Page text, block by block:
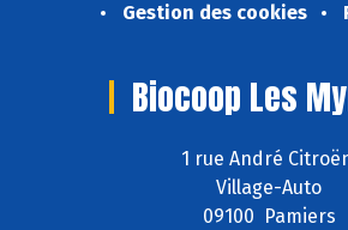
Gestion des cookies
Biocoop Les
1 rue André
Village-Auto
09100 Pamiers